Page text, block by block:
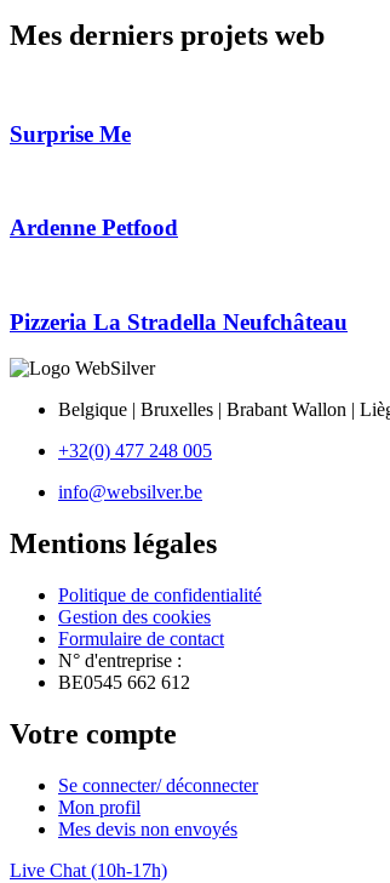
Mes derniers projets web
Surprise Me
Ardenne Petfood
Pizzeria La Stradella Neufchâteau
Belgique | Bruxelles | Brabant Wallon |
+32(0) 477 248 005
info@websilver.be
Mentions légales
Politique de confidentialité
Gestion des cookies
Formulaire de contact
N° d'entreprise :
BE0545 662 612
Votre compte
Se connecter/ déconnecter
Mon profil
Mes devis non envoyés
Live Chat (10h-17h)